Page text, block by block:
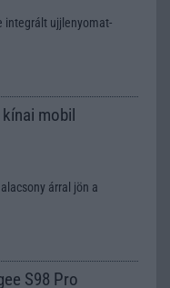
integrált ujjlenyomat-
mobil
árral jön a
S98 Pro